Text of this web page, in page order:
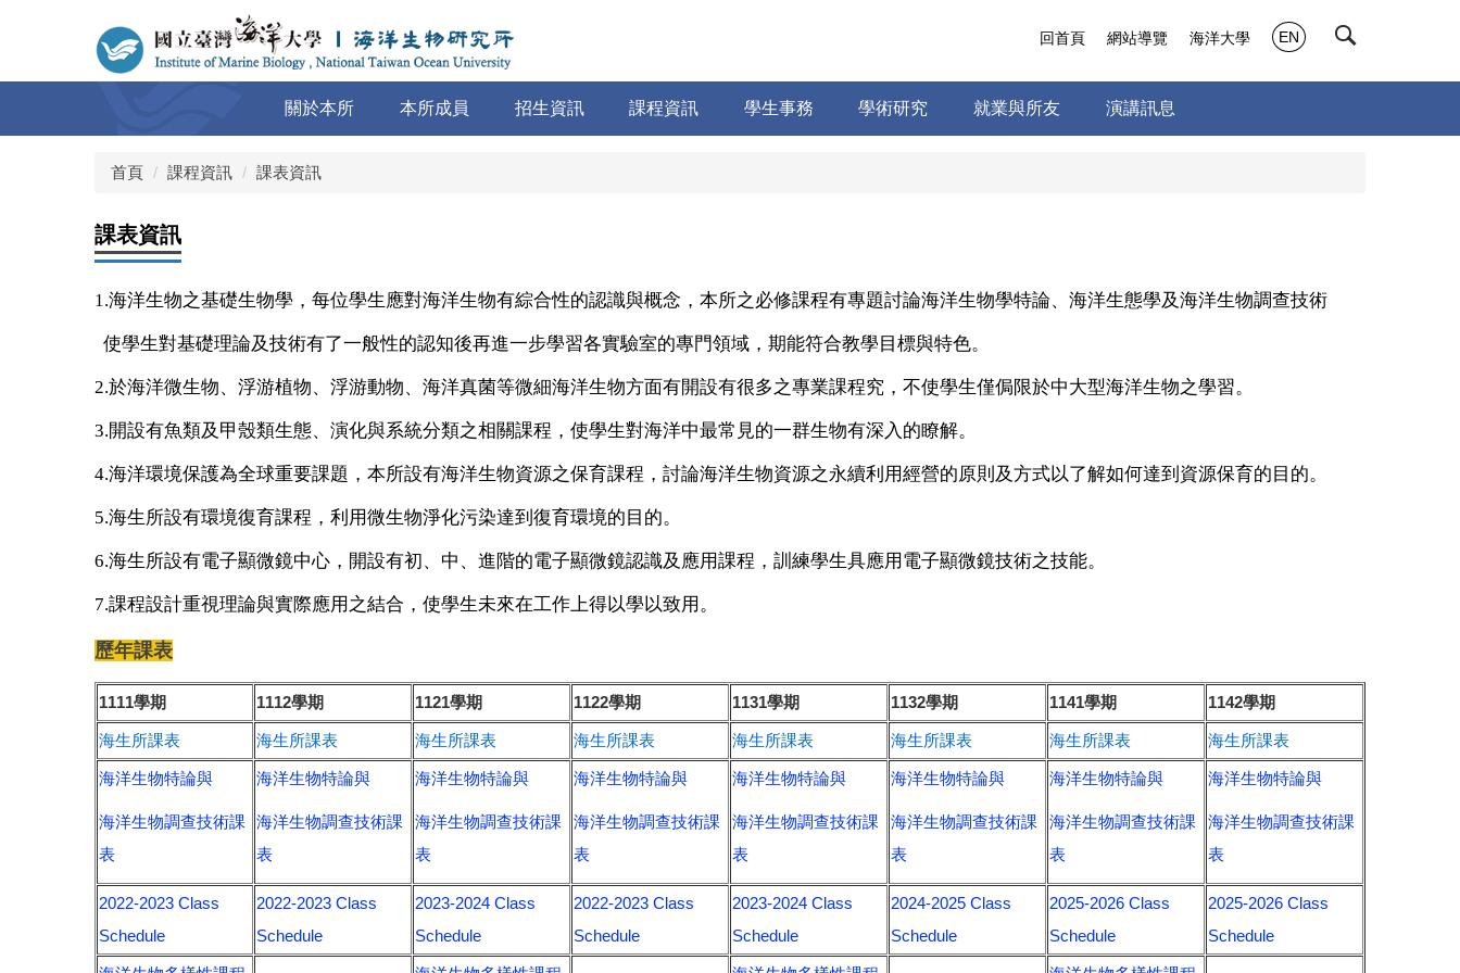
要
容
關於本所 本所成員 招生資訊 課程資訊 學生事務 學術研究 就業與所友 演講訊息
回首頁 網站導覽 海洋大學 EN
首頁 課程資訊 課表資訊
課表資訊
1.海洋生物之基礎生物學，每位學生應對海洋生物有綜合性的認識與概念，本所之必修課程有專題討論海洋生物學特論、海洋生態學及海洋生物調查技術
使學生對基礎理論及技術有了一般性的認知後再進一步學習各實驗室的專門領域，期能符合教學目標與特色。
2.於海洋微生物、浮游植物、浮游動物、海洋真菌等微細海洋生物方面有開設有很多之專業課程究，不使學生僅侷限於中大型海洋生物之學習。
3.開設有魚類及甲殼類生態、演化與系統分類之相關課程，使學生對海洋中最常見的一群生物有深入的瞭解。
4.海洋環境保護為全球重要課題，本所設有海洋生物資源之保育課程，討論海洋生物資源之永續利用經營的原則及方式以了解如何達到資源保育的目的。
5.海生所設有環境復育課程，利用微生物淨化污染達到復育環境的目的。
6.海生所設有電子顯微鏡中心，開設有初、中、進階的電子顯微鏡認識及應用課程，訓練學生具應用電子顯微鏡技術之技能。
7.課程設計重視理論與實際應用之結合，使學生未來在工作上得以學以致用。
歷年課表
1111學期 1112學期 1121學期 1122學期 1131學期 1132學期 1141學期 1142學期
海生所課表 海生所課表 海生所課表 海生所課表 海生所課表 海生所課表 海生所課表 海生所課表
海洋生物特論與
海洋生物調查技術課
表
海洋生物特論與
海洋生物調查技術課
表
海洋生物特論與
海洋生物調查技術課
表
海洋生物特論與
海洋生物調查技術課
表
海洋生物特論與
海洋生物調查技術課
表
海洋生物特論與
海洋生物調查技術課
表
海洋生物特論與
海洋生物調查技術課
表
海洋生物特論與
海洋生物調查技術課
表
2022-2023 Class
Schedule
2022-2023 Class
Schedule
2023-2024 Class
Schedule
2022-2023 Class
Schedule
2023-2024 Class
Schedule
2024-2025 Class
Schedule
2025-2026 Class
Schedule
2025-2026 Class
Schedule